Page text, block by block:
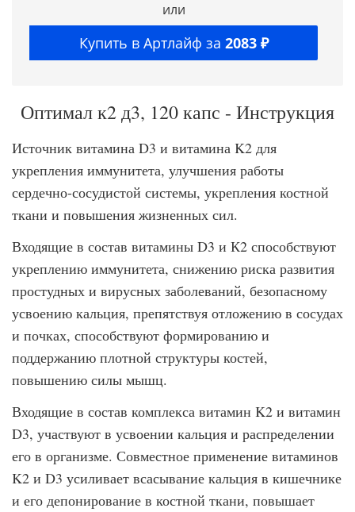
или
Купить в Артлайф за 2083 ₽
Оптимал к2 д3, 120 капс - Инструкция
Источник витамина D3 и витамина K2 для
укрепления иммунитета, улучшения работы
сердечно-сосудистой системы, укрепления костной
ткани и повышения жизненных сил.
Входящие в состав витамины D3 и К2 способствуют
укреплению иммунитета, снижению риска развития
простудных и вирусных заболеваний, безопасному
усвоению кальция, препятствуя отложению в сосудах
и почках, способствуют формированию и
поддержанию плотной структуры костей,
повышению силы мышц.
Входящие в состав комплекса витамин K2 и витамин
D3, участвуют в усвоении кальция и распределении
его в организме. Совместное применение витаминов
K2 и D3 усиливает всасывание кальция в кишечнике
и его депонирование в костной ткани, повышает